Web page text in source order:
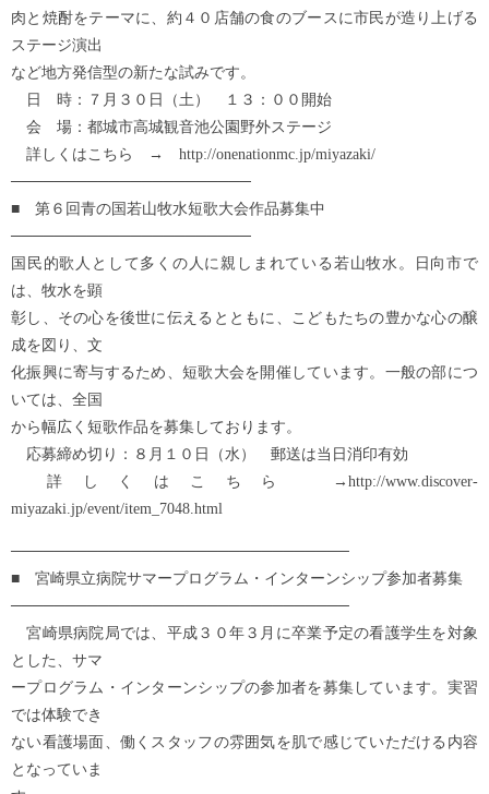
肉と焼酎をテーマに、約４０店舗の食のブースに市民が造り上げる
ステージ演出
など地方発信型の新たな試みです。
日 時：７月３０日（土） １３：００開始
会 場：都城市高城観音池公園野外ステージ
詳しくはこちら → http://onenationmc.jp/miyazaki/
──────────────────────
■ 第６回青の国若山牧水短歌大会作品募集中
──────────────────────
国民的歌人として多くの人に親しまれている若山牧水。日向市で
は、牧水を顕
彰し、その心を後世に伝えるとともに、こどもたちの豊かな心の醸
成を図り、文
化振興に寄与するため、短歌大会を開催しています。一般の部につ
いては、全国
から幅広く短歌作品を募集しております。
応募締め切り：８月１０日（水） 郵送は当日消印有効
詳しくはこちら →http://www.discover-
miyazaki.jp/event/item_7048.html
───────────────────────────────
■ 宮崎県立病院サマープログラム・インターンシップ参加者募集
───────────────────────────────
宮崎県病院局では、平成３０年３月に卒業予定の看護学生を対象
とした、サマ
ープログラム・インターンシップの参加者を募集しています。実習
では体験でき
ない看護場面、働くスタッフの雰囲気を肌で感じていただける内容
となっていま